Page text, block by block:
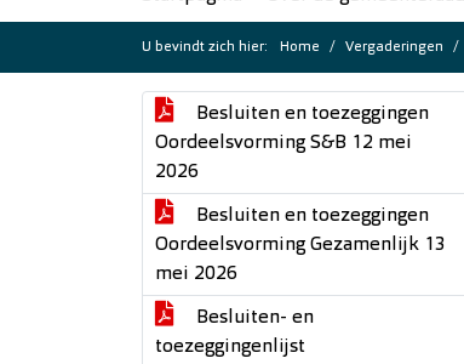
U bevindt zich hier: Home Vergaderingen
Besluiten en toezeggingen
Oordeelsvorming S&B 12 mei
2026
Besluiten en toezeggingen
Oordeelsvorming Gezamenlijk 13
mei 2026
Besluiten- en
toezeggingenlijst